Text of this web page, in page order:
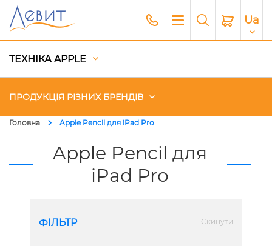
Ua
ТЕХНІКА APPLE
ПРОДУКЦІЯ РІЗНИХ БРЕНДІВ
Головна Apple Pencil для iPad Pro
Apple Pencil для
iPad Pro
ФІЛЬТР Скинути